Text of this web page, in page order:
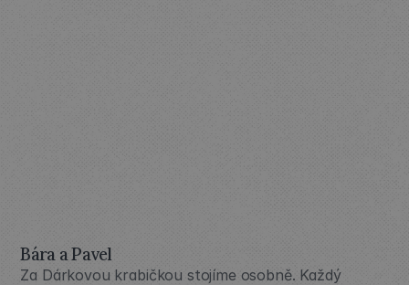
Bára a Pavel
Za Dárkovou krabičkou stojíme osobně. Každý